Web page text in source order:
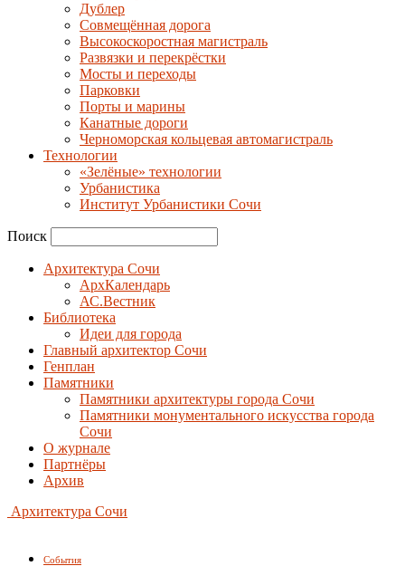
Дублер
Совмещённая дорога
Высокоскоростная магистраль
Развязки и перекрёстки
Мосты и переходы
Парковки
Порты и марины
Канатные дороги
Черноморская кольцевая автомагистраль
Технологии
«Зелёные» технологии
Урбанистика
Институт Урбанистики Сочи
Поиск
Архитектура Сочи
АрхКалендарь
АС.Вестник
Библиотека
Идеи для города
Главный архитектор Сочи
Генплан
Памятники
Памятники архитектуры города Сочи
Памятники монументального искусства города
Сочи
О журнале
Партнёры
Архив
Архитектура Сочи
События